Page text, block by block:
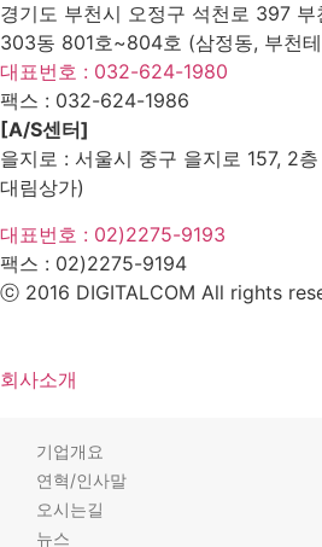
경기도 부천시 오정구 석천로 397
303동 801호~804호 (삼정동, 부천
대표번호 : 032-624-1980
팩스 : 032-624-1986
[A/S센터]
을지로 : 서울시 중구 을지로 157, 2
대림상가)
대표번호 : 02)2275-9193
팩스 : 02)2275-9194​
ⓒ 2016 DIGITALCOM All rights
회사소개
기업개요
연혁/인사말
오시는길
뉴스